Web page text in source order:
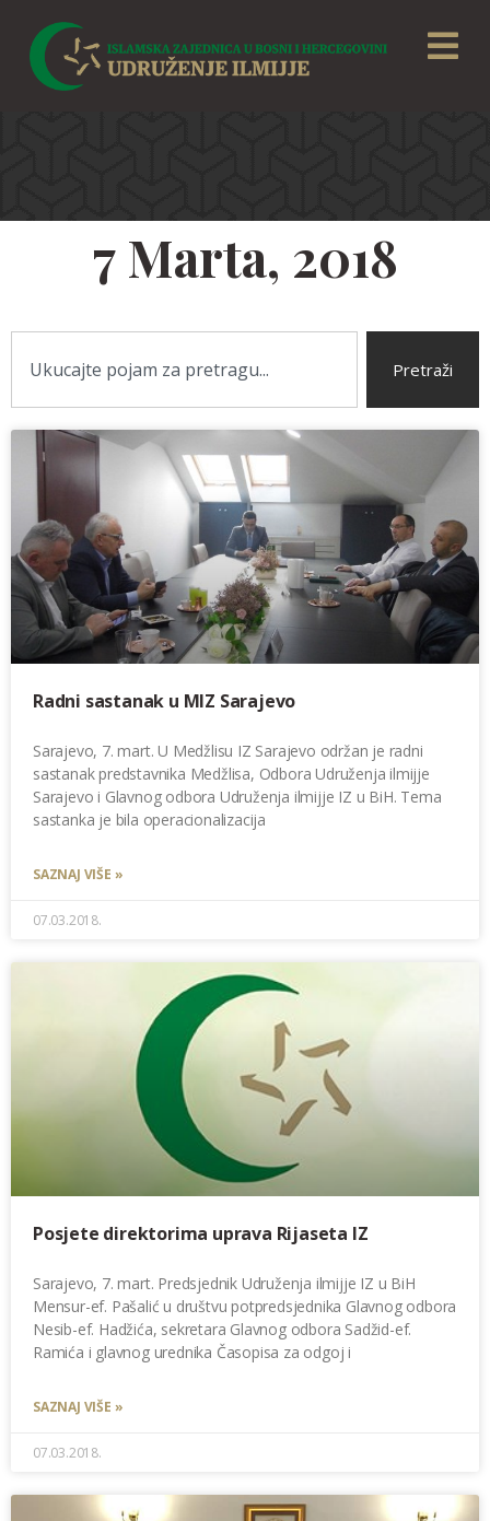
7 Marta, 2018
Pretraži
Radni sastanak u MIZ Sarajevo
Sarajevo, 7. mart. U Medžlisu IZ Sarajevo održan je radni
sastanak predstavnika Medžlisa, Odbora Udruženja ilmijje
Sarajevo i Glavnog odbora Udruženja ilmijje IZ u BiH. Tema
sastanka je bila operacionalizacija
SAZNAJ VIŠE »
07.03.2018.
Posjete direktorima uprava Rijaseta IZ
Sarajevo, 7. mart. Predsjednik Udruženja ilmijje IZ u BiH
Mensur-ef. Pašalić u društvu potpredsjednika Glavnog odbora
Nesib-ef. Hadžića, sekretara Glavnog odbora Sadžid-ef.
Ramića i glavnog urednika Časopisa za odgoj i
SAZNAJ VIŠE »
07.03.2018.